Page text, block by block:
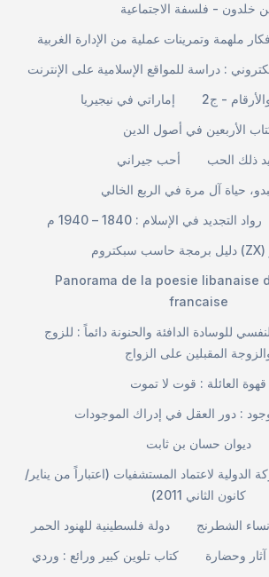
خلدون - فلسفة الاجتماعية
ملهمة وتمرينات عملية من الإدارة الغربية
: دراسة للمواقع الإسلامية على الإنترنت
إماراتي في نيجيريا
- ج2
الأربعين في أصول الدين
أحب جيراني
ذلك الحب
حياة آل مرة في الربع الخالي
رواد التجديد في الإسلام : 1840 – 1940 م
Panorama de la poesie libanaise
francaise
للوسادة الدافئة والحنونة دائماً : للزوج
المقبلين على الزواج
قهوة العائلة : قوت لا تموت
: دور العقل في إدراك الموجودات
ديوان حسان بن ثابت
الدولية لاعتماد المستشفيات (اعتباراً من يناير/
كانون الثاني 2011)
دولة فلسطينية للهنود الحمر
نساء الشطرنج
كتاب تلوين كبير ورائع : وردي
وحضارة